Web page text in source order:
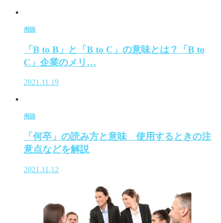
用語
「B to B」と「B to C」の意味とは？「B to
C」企業のメリ…
2021.11.19
用語
「何卒」の読み方と意味 使用するときの注
意点などを解説
2021.11.12